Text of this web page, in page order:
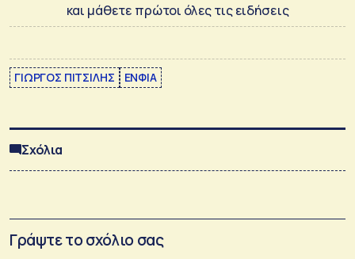
και μάθετε πρώτοι όλες τις ειδήσεις
ΓΙΩΡΓΟΣ ΠΙΤΣΙΛΗΣ ΕΝΦΙΑ
Σχόλια
Γράψτε το σχόλιο σας